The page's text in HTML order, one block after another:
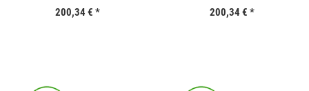
200,34 € * 200,34 € *